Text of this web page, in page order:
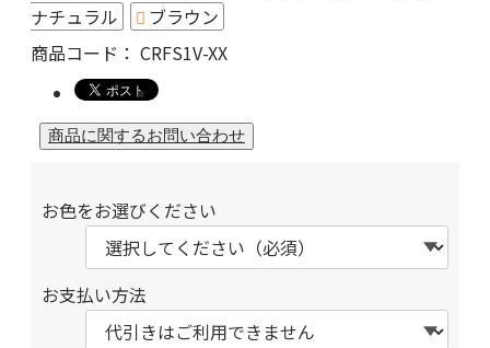
ナチュラル
ブラウン
商品コード： CRFS1V-XX
お色をお選びください
お支払い方法